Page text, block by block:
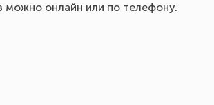
можно онлайн или по телефону.